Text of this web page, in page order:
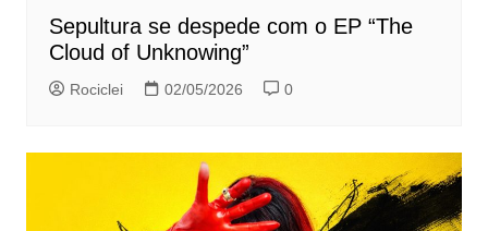
Sepultura se despede com o EP “The
Cloud of Unknowing”
Rociclei 02/05/2026 0